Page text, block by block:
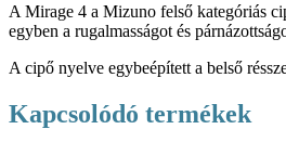
A Mirage 4 a Mizuno felső kategóriás
egyben a rugalmasságot és
A cipő nyelve egybeépített a belső
Kapcsolódó termékek